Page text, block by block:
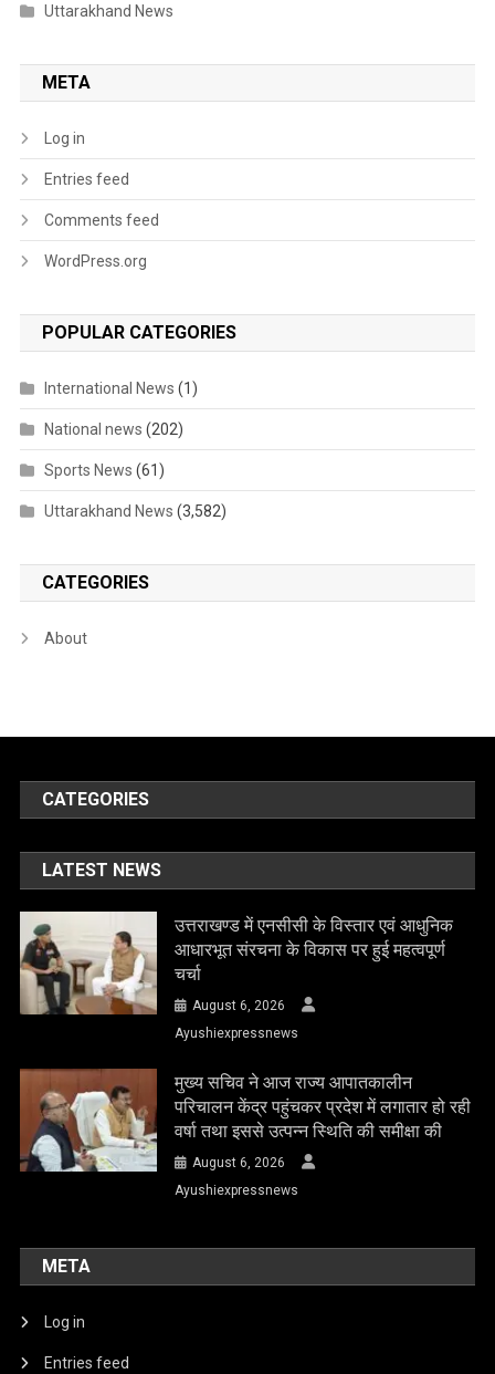
Uttarakhand News
META
Log in
Entries feed
Comments feed
WordPress.org
POPULAR CATEGORIES
International News (1)
National news (202)
Sports News (61)
Uttarakhand News (3,582)
CATEGORIES
About
CATEGORIES
LATEST NEWS
उत्तराखण्ड में एनसीसी के विस्तार एवं आधुनिक
आधारभूत संरचना के विकास पर हुई महत्वपूर्ण
चर्चा
August 6, 2026
Ayushiexpressnews
मुख्य सचिव ने आज राज्य आपातकालीन
परिचालन केंद्र पहुंचकर प्रदेश में लगातार हो रही
वर्षा तथा इससे उत्पन्न स्थिति की समीक्षा की
August 6, 2026
Ayushiexpressnews
META
Log in
Entries feed